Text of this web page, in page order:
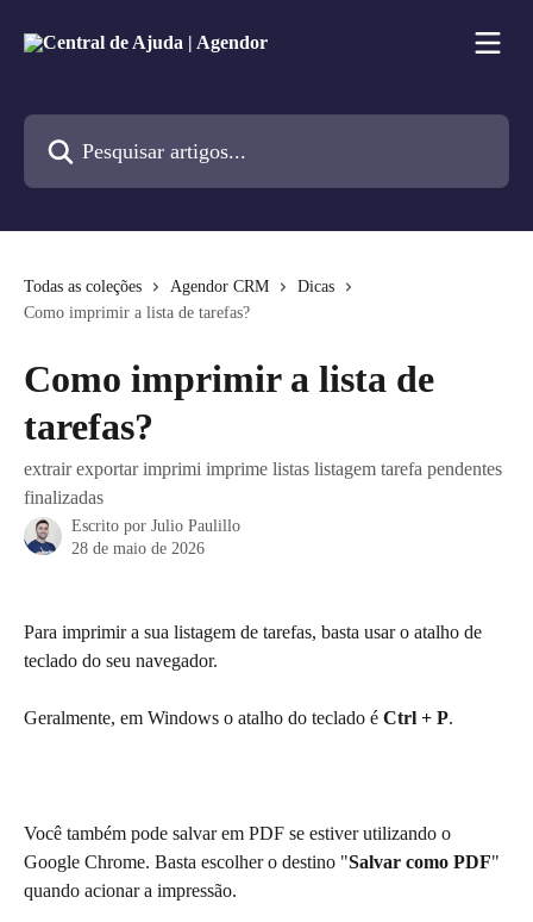
Todas as coleções Agendor CRM
Dicas
Como imprimir a lista de tarefas?
Como imprimir a lista de
tarefas?
extrair exportar imprimi imprime listas listagem tarefa pendentes
finalizadas
Escrito por Julio Paulillo
28 de maio de 2026
Para imprimir a sua listagem de tarefas, basta usar o atalho de
teclado do seu navegador.
Geralmente, em Windows o atalho do teclado é Ctrl + P.
Você também pode salvar em PDF se estiver utilizando o
Google Chrome. Basta escolher o destino "Salvar como PDF"
quando acionar a impressão.